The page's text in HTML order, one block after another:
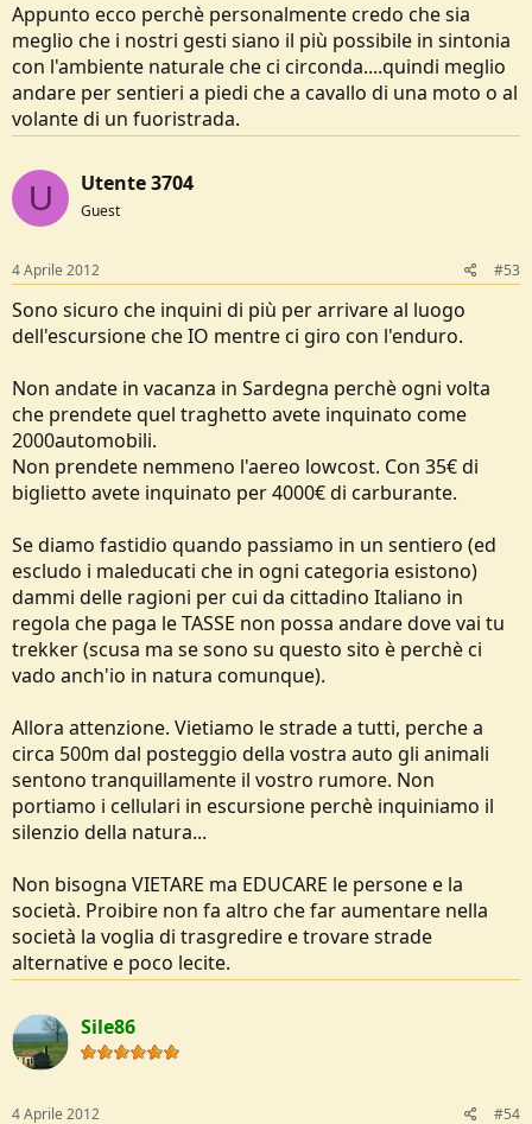
Appunto ecco perchè personalmente credo che sia
meglio che i nostri gesti siano il più possibile in sintonia
con l'ambiente naturale che ci circonda....quindi meglio
andare per sentieri a piedi che a cavallo di una moto o al
volante di un fuoristrada.
U Utente 3704
Guest
4 Aprile 2012 #53
Sono sicuro che inquini di più per arrivare al luogo
dell'escursione che IO mentre ci giro con l'enduro.
Non andate in vacanza in Sardegna perchè ogni volta
che prendete quel traghetto avete inquinato come
2000automobili.
Non prendete nemmeno l'aereo lowcost. Con 35€ di
biglietto avete inquinato per 4000€ di carburante.
Se diamo fastidio quando passiamo in un sentiero (ed
escludo i maleducati che in ogni categoria esistono)
dammi delle ragioni per cui da cittadino Italiano in
regola che paga le TASSE non possa andare dove vai tu
trekker (scusa ma se sono su questo sito è perchè ci
vado anch'io in natura comunque).
Allora attenzione. Vietiamo le strade a tutti, perche a
circa 500m dal posteggio della vostra auto gli animali
sentono tranquillamente il vostro rumore. Non
portiamo i cellulari in escursione perchè inquiniamo il
silenzio della natura...
Non bisogna VIETARE ma EDUCARE le persone e la
società. Proibire non fa altro che far aumentare nella
società la voglia di trasgredire e trovare strade
alternative e poco lecite.
Sile86
4 Aprile 2012 #54